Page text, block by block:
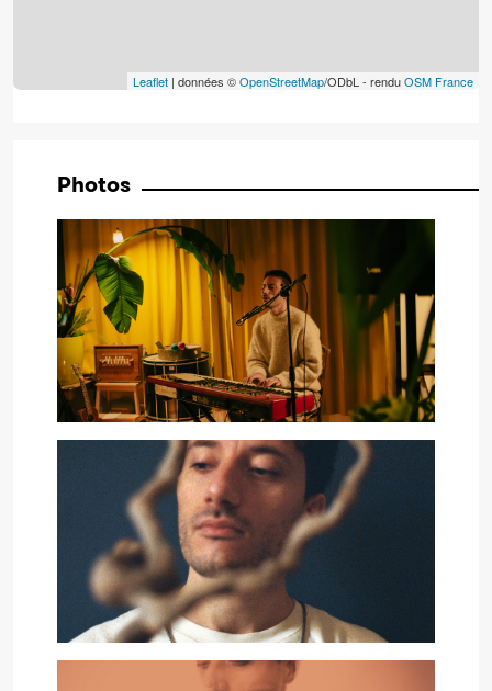
Leaflet | données ©OpenStreetMap/ODbL - renduOSM France
Photos